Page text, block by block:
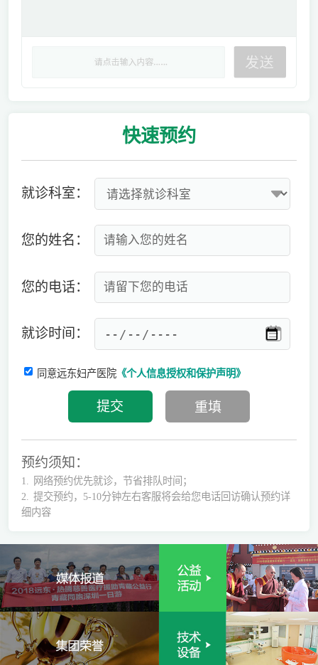
快速预约
就诊科室：
您的姓名：
您的电话：
就诊时间：
同意远东妇产医院《个人信息授权和保护声明》
预约须知：
1.
网络预约优先就诊，节省排队时间；
2.
提交预约，5-10分钟左右客服将会给您电话回访确认预约详
细内容